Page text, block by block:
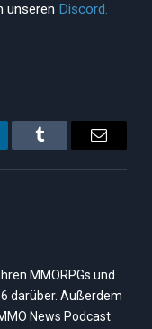
unseren Discord.
Tumblr Email
MMORPGs und
darüber. Außerdem
News Podcast